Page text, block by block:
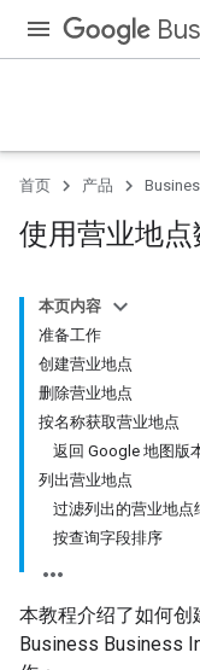
首页 产品
使用营业地点
本页内容
准备工作
创建营业地点
删除营业地点
按名称获取营业地点
返回 Google 地图版
列出营业地点
过滤列出的营业地点
按查询字段排序
本教程介绍了如何
Business Business